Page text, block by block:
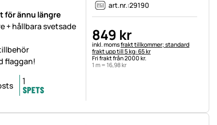
ännu längre
+ hållbara svetsade
flaggan!
art.nr.:29190
849 kr
Skatteinformation:
inkl. momsfrakt tillkommer; standard
frakt upp till 5 kg: 65 kr
Fri frakt från 2000 kr.
1 m =16,98kr